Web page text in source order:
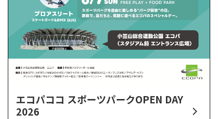
エコパココ スポーツパークOPEN DAY
2026